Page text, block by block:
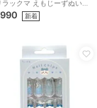
ラックマ えもじーずぬいぐ
み
新着